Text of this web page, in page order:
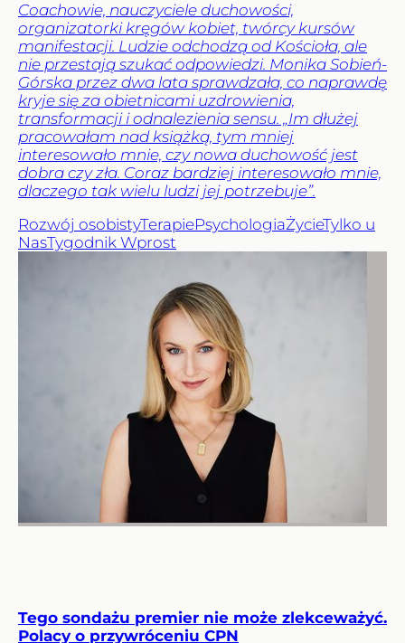
Coachowie, nauczyciele duchowości,
organizatorki kręgów kobiet, twórcy kursów
manifestacji. Ludzie odchodzą od Kościoła, ale
nie przestają szukać odpowiedzi. Monika Sobień-
Górska przez dwa lata sprawdzała, co naprawdę
kryje się za obietnicami uzdrowienia,
transformacji i odnalezienia sensu. „Im dłużej
pracowałam nad książką, tym mniej
interesowało mnie, czy nowa duchowość jest
dobra czy zła. Coraz bardziej interesowało mnie,
dlaczego tak wielu ludzi jej potrzebuje”.
Rozwój osobistyTerapiePsychologiaŻycieTylko u
NasTygodnik Wprost
Tego sondażu premier nie może zlekceważyć.
Polacy o przywróceniu CPN